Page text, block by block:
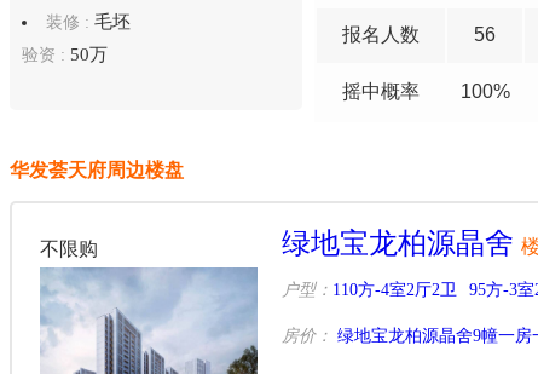
装修 : 毛坯
验资 : 50万
报名 人数 56
摇中概率 100%
华发荟天府周边楼盘
不限购 绿地宝龙柏源晶舍
户型： 110方-4室2厅2卫 95方-3室
房价： 绿地宝龙柏源晶舍9幢一房